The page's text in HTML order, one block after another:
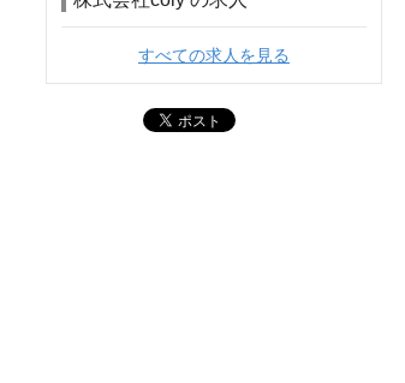
すべての求人を見る